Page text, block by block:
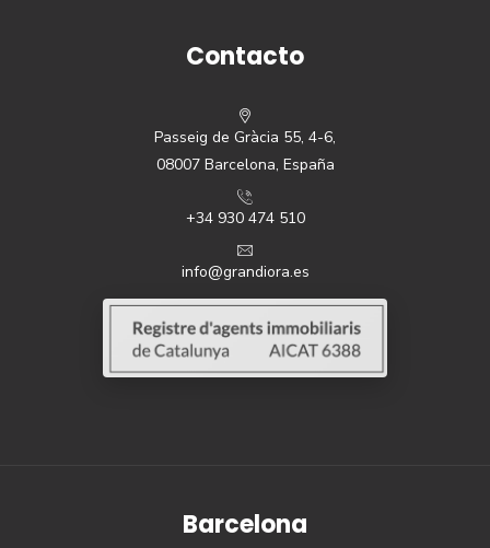
Contacto
Passeig de Gràcia 55, 4-6,
08007 Barcelona, España
+34 930 474 510
info@grandiora.es
Barcelona